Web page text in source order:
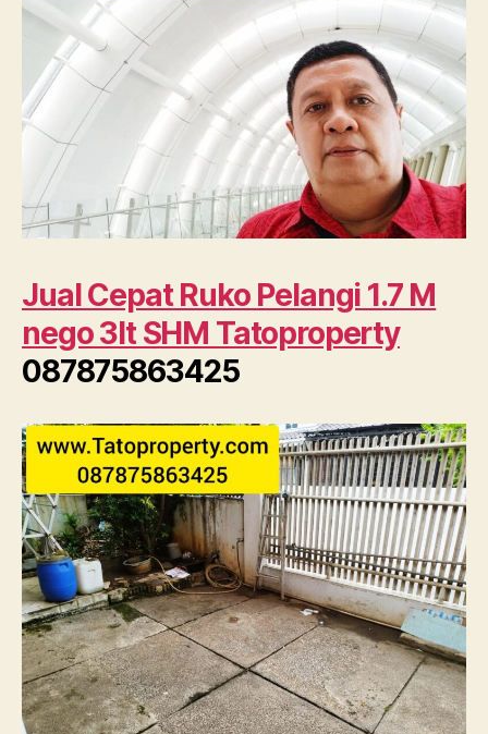
Jual Cepat Ruko Pelangi 1.7 M
nego 3lt SHM Tatoproperty
087875863425